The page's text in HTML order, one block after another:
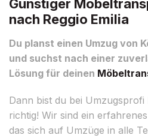
Günstiger
nach Reggio Emilia
Du planst einen Umzug von
und suchst nach einer
Lösung für deinen
Dann bist du bei Umzugsprofi
richtig! Wir sind ein
das sich auf Umzüge in alle